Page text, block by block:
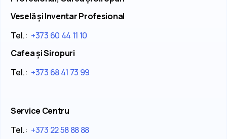
Veselă și Inventar Profesional
Tel.: +373 60 44 11 10
Cafea și Siropuri
Tel.: +373 68 41 73 99
Service Centru
Tel.: +373 22 58 88 88